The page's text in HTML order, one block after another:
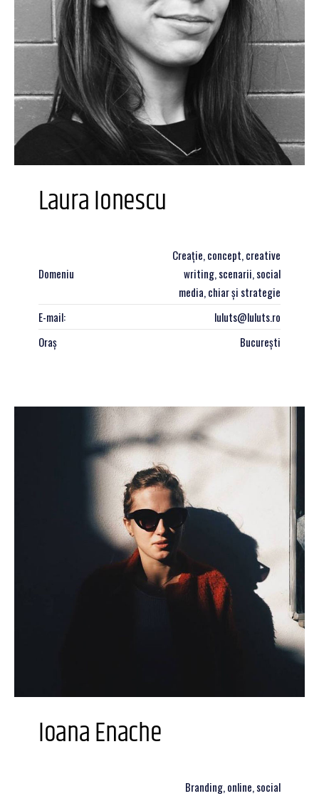
Laura Ionescu
Domeniu
Creație, concept, creative
writing, scenarii, social
media, chiar și strategie
E-mail:
luluts@luluts.ro
Oraș
București
Ioana Enache
Branding, online, social